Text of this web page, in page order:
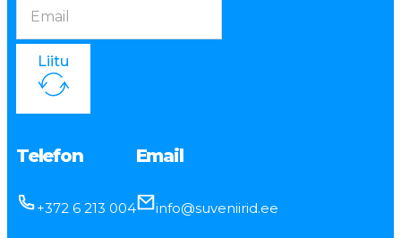
Liitu
Telefon
+372 6 213 004
Email
info@suveniirid.ee